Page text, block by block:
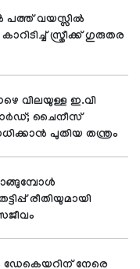
വയസ്സിൽ
സ്ത്രീക്ക് ഗുരുതര
വിലയുള്ള ഇ.വി
ചൈനീസ്
പുതിയ തന്ത്രം
രീതിയുമായി
ഡേകെയറിന് നേരെ